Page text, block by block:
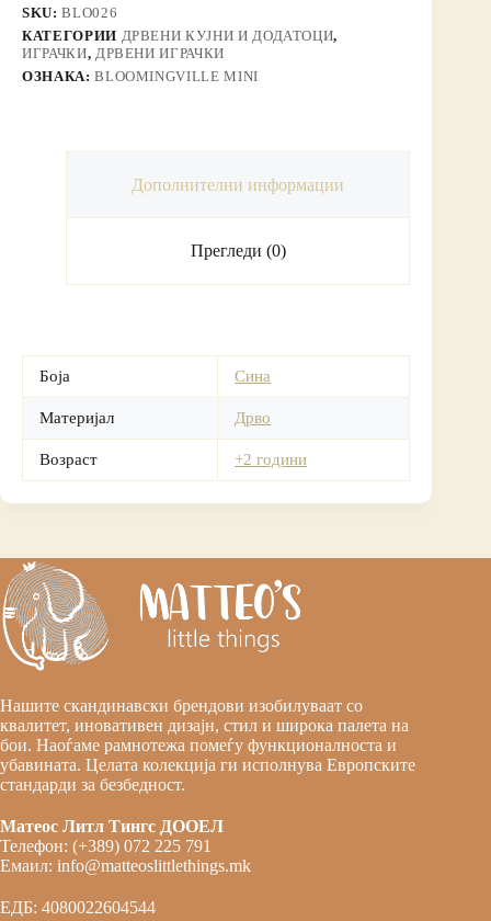
SKU:BLO026
КАТЕГОРИИ ДРВЕНИ КУЈНИ И ДОДАТОЦИ,
ИГРАЧКИ, ДРВЕНИ ИГРАЧКИ
ОЗНАКА:BLOOMINGVILLE MINI
Дополнителни информации
Прегледи (0)
Боја Сина
Материјал Дрво
Возраст +2 години
Нашите скандинавски брендови изобилуваат со
квалитет, иновативен дизајн, стил и широка палета на
бои. Наоѓаме рамнотежа помеѓу функционалноста и
убавината. Целата колекција ги исполнува Европските
стандарди за безбедност.
Матеос Литл Тингс ДООЕЛ
Телефон: (+389) 072 225 791
Емаил: info@matteoslittlethings.mk
ЕДБ: 4080022604544